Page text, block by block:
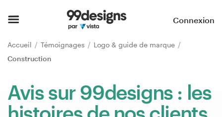
Connexion
Accueil Témoignages
Logo & guide de marque
Construction
Avis sur 99designs : les
Parcourir les catégories
Trouver un designer